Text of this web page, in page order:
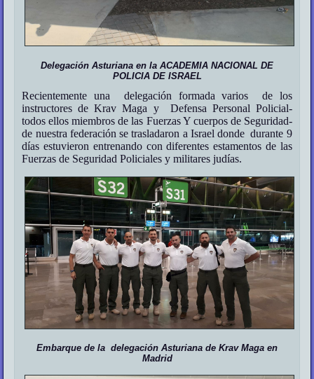
Delegación Asturiana en la ACADEMIA NACIONAL DE
POLICIA DE ISRAEL
Recientemente una delegación formada varios de los
instructores de Krav Maga y Defensa Personal Policial-
todos ellos miembros de las Fuerzas Y cuerpos de Seguridad-
de nuestra federación se trasladaron a Israel donde durante 9
días estuvieron entrenando con diferentes estamentos de las
Fuerzas de Seguridad Policiales y militares judías.
Embarque de la delegación Asturiana de Krav Maga en
Madrid